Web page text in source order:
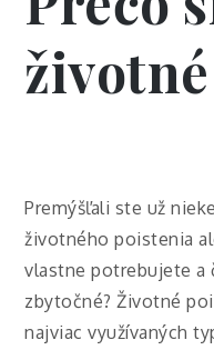
Premýšľali ste už
životného poistenia
vlastne potrebujete a
zbytočné? Životné
najviac využívaných